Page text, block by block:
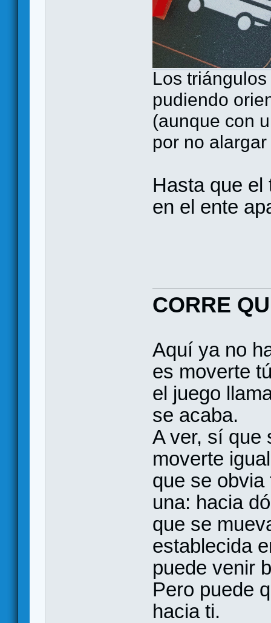
Los
pudiendo
(aunque con
por no
Hasta que el
en el ente
CORRE
Aquí ya no
es moverte
el juego
se acaba.
A ver, sí que
moverte
que se
una: hacia
que se
establecida
puede venir
Pero puede
hacia ti.